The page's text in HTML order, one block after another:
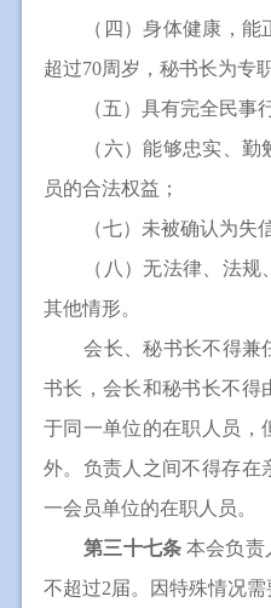
（四）身体健康，
超过70周岁，秘书长为专
（五）具有完全民事
（六）能够忠实、
员的合法权益；
（七）未被确认为失
（八）无法律、法
其他情形。
会长、秘书长不得兼
书长，会长和秘书长不得
于同一单位的在职人员，
外。负责人之间不得存在
一会员单位的在职人员。
第三十七条本会负责
不超过2届。因特殊情况